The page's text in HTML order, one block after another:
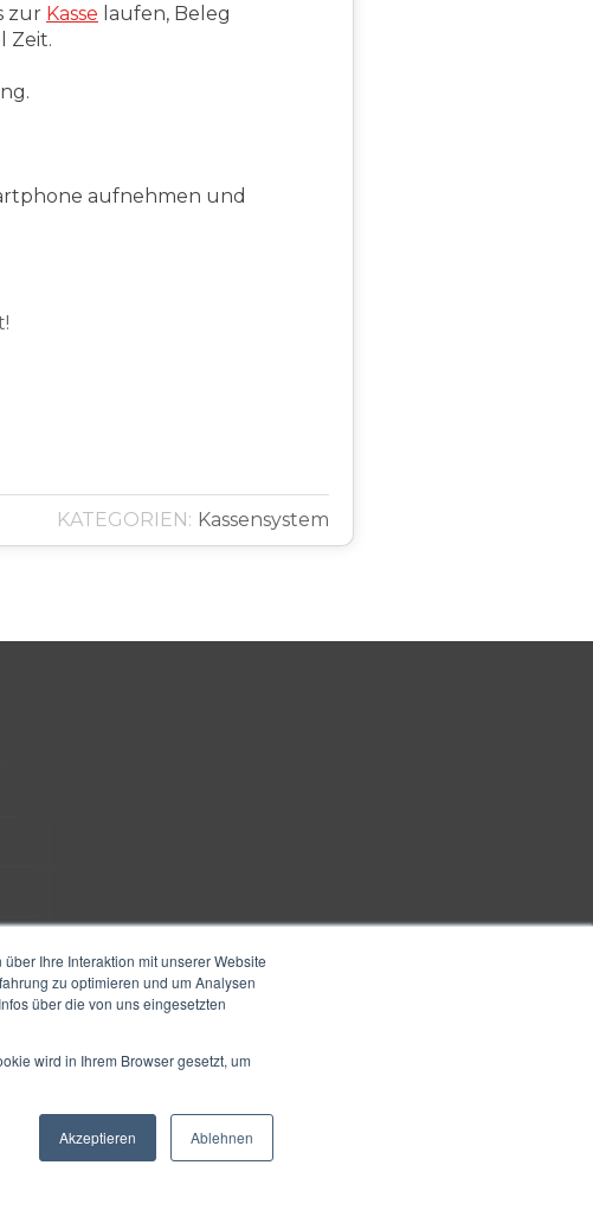
Ihre Interaktion mit unserer Website
zu optimieren und um Analysen
über die von uns eingesetzten
wird in Ihrem Browser gesetzt, um
Akzeptieren Ablehnen
zur Kasse laufen, Beleg
Zeit.
aufnehmen und
KATEGORIEN: Kassensystem